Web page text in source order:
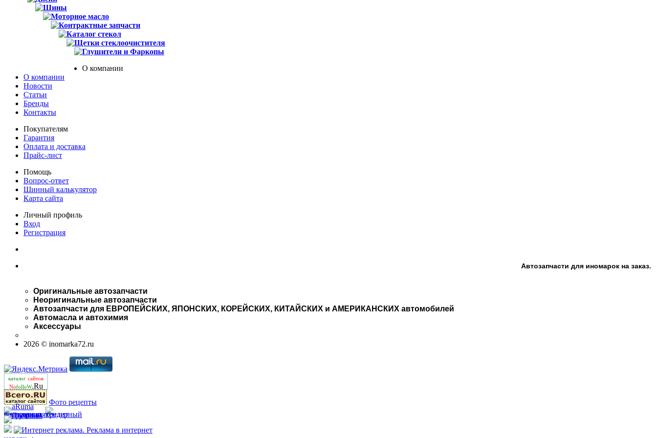
Шины
Моторное масло
Контрактные запчасти
Каталог стекол
Щетки стеклоочистителя
Глушители и Фаркопы
О компании
О компании
Новости
Статьи
Бренды
Контакты
Покупателям
Гарантия
Оплата и доставка
Прайс-лист
Помощь
Вопрос-ответ
Шинный калькулятор
Карта сайта
Личный профиль
Вход
Регистрация
Автозапчасти для иномарок на заказ.
Оригинальные автозапчасти
Неоригинальные автозапчасти
Автозапчасти для ЕВРОПЕЙСКИХ, ЯПОНСКИХ, КОРЕЙСКИХ, КИТАЙСКИХ и АМЕРИКАНСКИХ автомобилей
Автомасла и автохимия
Аксессуары
2026 © inomarka72.ru
каталог сайтов
NofolloW.Ru
Фото рецепты